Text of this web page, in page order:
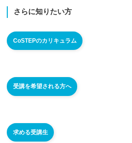
さらに知りたい方
CoSTEPのカリキュラム
受講を希望される方へ
求める受講生